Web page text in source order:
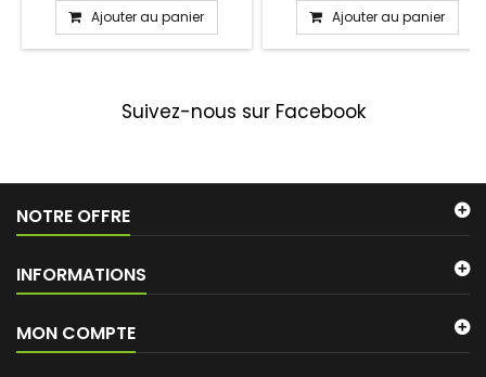
Ajouter au panier Ajouter au panier
Suivez-nous sur Facebook
NOTRE OFFRE
INFORMATIONS
MON COMPTE